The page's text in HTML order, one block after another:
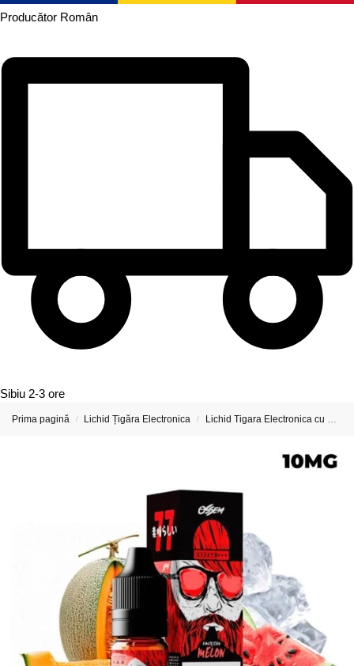
Producător Român
Sibiu 2-3 ore
Prima pagină / Lichid Țigăra Electronica / Lichid Tigara Electronica cu Nicotina